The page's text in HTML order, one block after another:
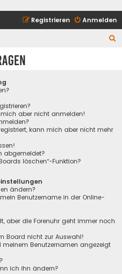
Anmelden
Registrieren
aber nicht anmelden!
kann mich aber nicht mehr
abgemeldet?
löschen“-Funktion?
ändern?
Benutzername in der Online-
aber die Forenuhr geht immer noch
Board nicht zur Auswahl!
Benutzernamen angezeigt
ich ihn ändern?